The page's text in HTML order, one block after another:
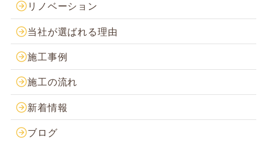
リノベーション
当社が選ばれる理由
施工事例
施工の流れ
新着情報
ブログ